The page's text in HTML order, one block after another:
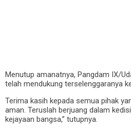
Menutup amanatnya, Pangdam IX/
telah mendukung terselenggaranya
Terima kasih kepada semua pihak
aman. Teruslah berjuang dalam
kejayaan bangsa,” tutupnya.